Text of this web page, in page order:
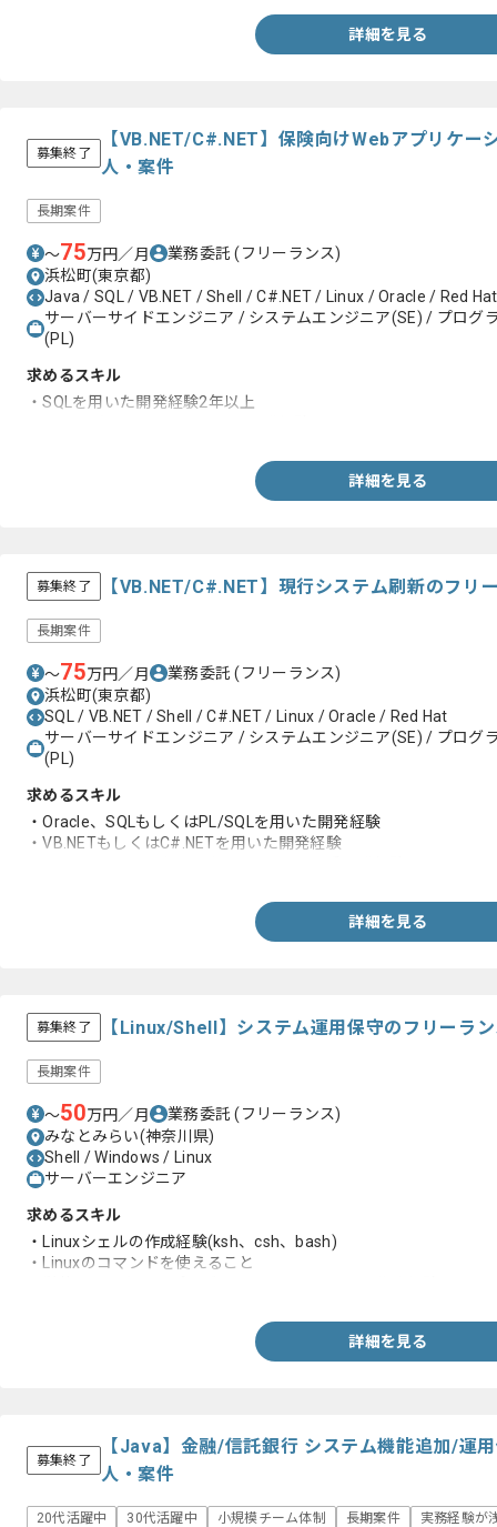
詳細を見る
募集終了
【VB.NET/C#.NET】保険向けWebアプリケー
人・案件
長期案件
〜75万円／月 業務委託(フリーランス)
浜松町(東京都)
Java / SQL / VB.NET / Shell / C#.NET / Linux / Oracle / Red Hat
サーバーサイドエンジニア / システムエンジニア(SE) / プログ
(PL)
求めるスキル
・SQLを用いた開発経験2年以上
詳細を見る
募集終了 【VB.NET/C#.NET】現行システム刷新のフリ
長期案件
〜75万円／月 業務委託(フリーランス)
浜松町(東京都)
SQL / VB.NET / Shell / C#.NET / Linux / Oracle / Red Hat
サーバーサイドエンジニア / システムエンジニア(SE) / プログ
(PL)
求めるスキル
・Oracle、SQLもしくはPL/SQLを用いた開発経験
・VB.NETもしくはC#.NETを用いた開発経験
詳細を見る
募集終了 【Linux/Shell】システム運用保守のフリーラ
長期案件
〜50万円／月 業務委託(フリーランス)
みなとみらい(神奈川県)
Shell / Windows / Linux
サーバーエンジニア
求めるスキル
・Linuxシェルの作成経験(ksh、csh、bash)
・Linuxのコマンドを使えること
詳細を見る
募集終了
【Java】金融/信託銀行 システム機能追加/運
人・案件
20代活躍中 30代活躍中 小規模チーム体制 長期案件 実務経験が